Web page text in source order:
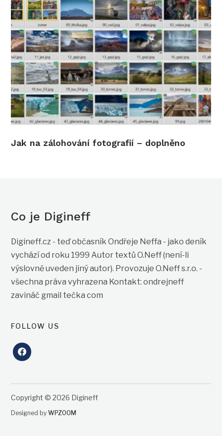
Jak na zálohování fotografií – doplněno
Co je Digineff
Digineff.cz - teď občasník Ondřeje Neffa - jako deník
vychází od roku 1999 Autor textů O.Neff (není-li
výslovně uveden jiný autor). Provozuje O.Neff s.r.o. -
všechna práva vyhrazena Kontakt: ondrejneff
zavináč gmail tečka com
FOLLOW US
facebook
Copyright © 2026 Digineff
Designed byWPZOOM